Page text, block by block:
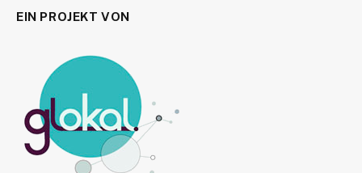
EIN PROJEKT VON